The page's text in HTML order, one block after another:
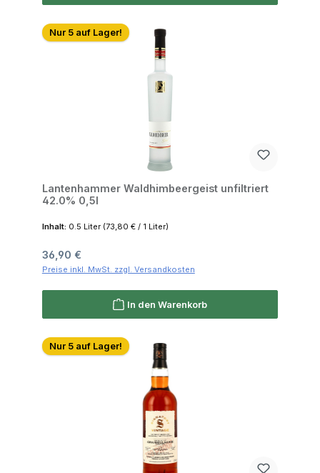
Nur 5 auf Lager!
Lantenhammer Waldhimbeergeist unfiltriert
42.0% 0,5l
Inhalt: 0.5 Liter (73,80 € / 1 Liter)
Regulärer Preis:
36,90 €
Preise inkl. MwSt. zzgl. Versandkosten
In den Warenkorb
Nur 5 auf Lager!